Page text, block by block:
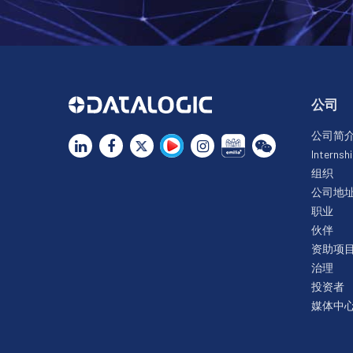
公司
公司简
组织
公司地
职业
伙伴
资助项
治理
投资者
媒体中